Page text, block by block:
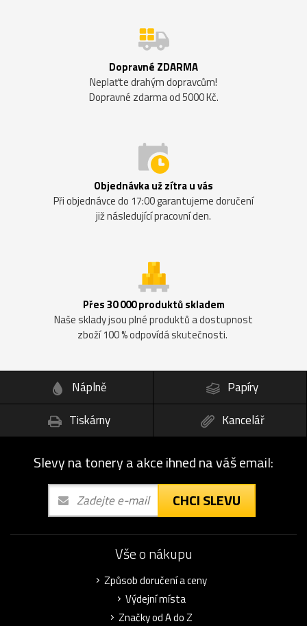
Dopravné ZDARMA
Neplaťte drahým dopravcům!
Dopravné zdarma od 5000 Kč.
Objednávka už zítra u vás
Při objednávce do 17:00 garantujeme doručení
již následující pracovní den.
Přes 30 000 produktů skladem
Naše sklady jsou plné produktů a dostupnost
zboží 100 % odpovídá skutečnosti.
Náplně
Papíry
Tiskárny
Kancelář
Slevy na tonery a akce ihned na váš email:
CHCI SLEVU
Vše o nákupu
Způsob doručení a ceny
Výdejní místa
Značky od A do Z